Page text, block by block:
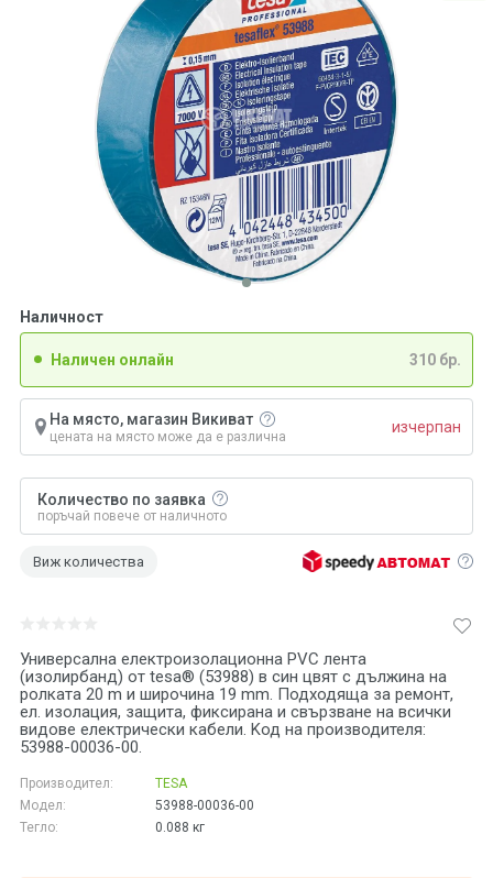
Универсална електроизолационна PVC лента
(изолирбанд) от tesa® (53988) в син цвят с дължина на
ролката 20 m и широчина 19 mm. Подходяща за ремонт,
ел. изолация, защита, фиксирана и свързване на всички
видове електрически кабели. Kод на производителя:
53988-00036-00.
Производител:
TESA
Модел:
53988-00036-00
Тегло:
0.088 кг
Наличност
Наличен онлайн 310 бр.
На място, магазин Викиват
цената на място може да е различна
изчерпан
Количество по заявка
поръчай повече от наличното
Виж количества